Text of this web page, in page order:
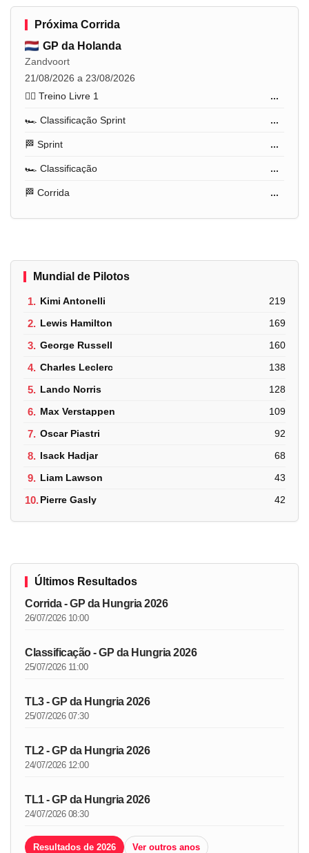
Próxima Corrida
GP da Holanda
Zandvoort
21/08/2026 a 23/08/2026
🏋️‍♂️ Treino Livre 1
...
🏎️ Classificação Sprint ...
🏁 Sprint ...
🏎️ Classificação ...
🏁 Corrida ...
Mundial de Pilotos
1. Kimi Antonelli 219
2. Lewis Hamilton 169
3. George Russell 160
4. Charles Leclerc 138
5. Lando Norris 128
6. Max Verstappen 109
7. Oscar Piastri 92
8. Isack Hadjar 68
9. Liam Lawson 43
10.Pierre Gasly 42
Últimos Resultados
Corrida - GP da Hungria 2026
26/07/2026 10:00
Classificação - GP da Hungria 2026
25/07/2026 11:00
TL3 - GP da Hungria 2026
25/07/2026 07:30
TL2 - GP da Hungria 2026
24/07/2026 12:00
TL1 - GP da Hungria 2026
24/07/2026 08:30
Resultados de 2026 Ver outros anos